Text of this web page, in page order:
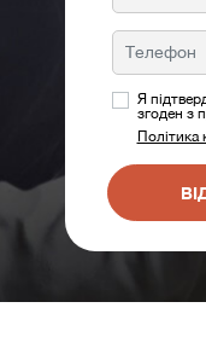
Я
згоден з
Політика